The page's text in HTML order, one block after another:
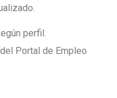
perfil.
Portal de Empleo